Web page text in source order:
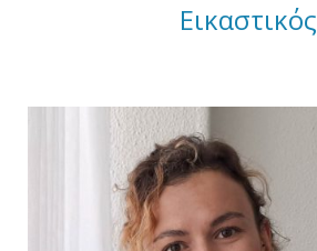
Εικαστικός